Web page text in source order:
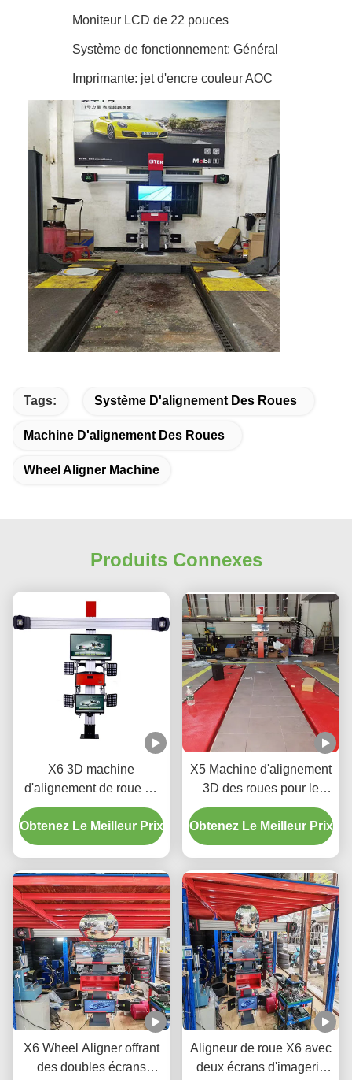
Moniteur LCD de 22 pouces
Système de fonctionnement: Général
Imprimante: jet d'encre couleur AOC
Tags: Système D'alignement Des Roues
Machine D'alignement Des Roues
Wheel Aligner Machine
Produits Connexes
X6 3D machine
d'alignement de roue de
voiture pour atelier
automobile
Obtenez Le Meilleur Prix
X5 Machine d'alignement
3D des roues pour le
réglage de précision des
pneus
Obtenez Le Meilleur Prix
X6 Wheel Aligner offrant
des doubles écrans
Aligneur de roue X6 avec
deux écrans d'imagerie